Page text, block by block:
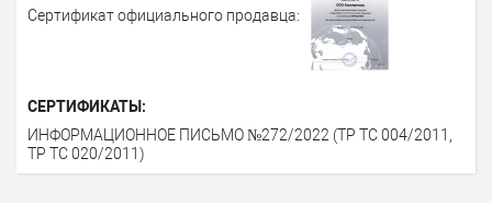
Сертификат официального продавца:
СЕРТИФИКАТЫ:
ИНФОРМАЦИОННОЕ ПИСЬМО №272/2022 (ТР ТС 004/2011,
ТР ТС 020/2011)